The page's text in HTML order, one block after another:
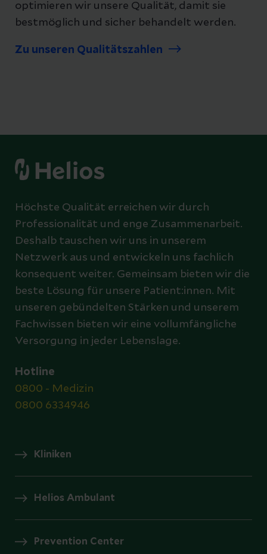
optimieren wir unsere Qualität, damit sie
bestmöglich und sicher behandelt werden.
Zu unseren Qualitätszahlen
Höchste Qualität erreichen wir durch
Professionalität und enge Zusammenarbeit.
Deshalb tauschen wir uns in unserem
Netzwerk aus und entwickeln uns fachlich
konsequent weiter. Gemeinsam bieten wir die
beste Lösung für unsere Patient:innen. Mit
unseren gebündelten Stärken und unserem
Fachwissen bieten wir eine vollumfängliche
Versorgung in jeder Lebenslage.
Hotline
0800 - Medizin
0800 6334946
Kliniken
Helios Ambulant
Prevention Center